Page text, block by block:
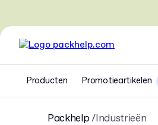
Producten Promotieartikelen
Packhelp Industrieën